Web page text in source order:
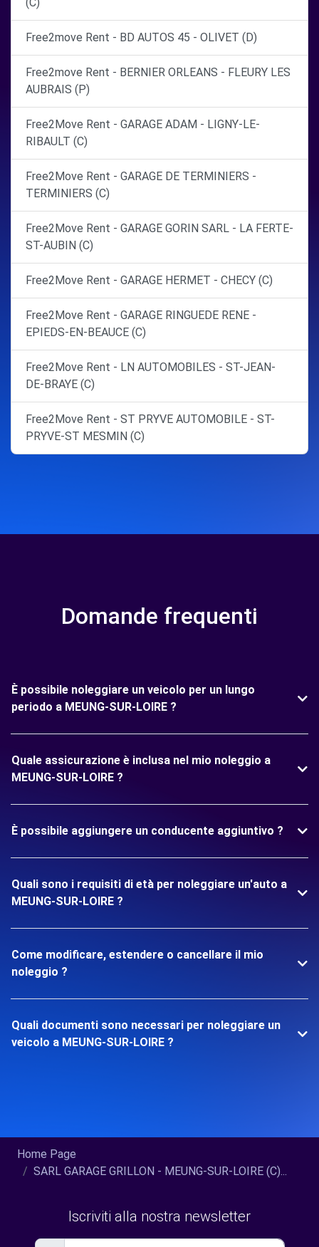
Free2move Rent - BD AUTOS 45 - OLIVET (D)
Free2move Rent - BERNIER ORLEANS - FLEURY LES
AUBRAIS (P)
Free2Move Rent - GARAGE ADAM - LIGNY-LE-
RIBAULT (C)
Free2Move Rent - GARAGE DE TERMINIERS -
TERMINIERS (C)
Free2Move Rent - GARAGE GORIN SARL - LA FERTE-
ST-AUBIN (C)
Free2Move Rent - GARAGE HERMET - CHECY (C)
Free2Move Rent - GARAGE RINGUEDE RENE -
EPIEDS-EN-BEAUCE (C)
Free2Move Rent - LN AUTOMOBILES - ST-JEAN-
DE-BRAYE (C)
Free2Move Rent - ST PRYVE AUTOMOBILE - ST-
PRYVE-ST MESMIN (C)
Domande frequenti
È possibile noleggiare un veicolo per un lungo
periodo a MEUNG-SUR-LOIRE ?
Quale assicurazione è inclusa nel mio noleggio a
MEUNG-SUR-LOIRE ?
È possibile aggiungere un conducente aggiuntivo ?
Quali sono i requisiti di età per noleggiare un'auto a
MEUNG-SUR-LOIRE ?
Come modificare, estendere o cancellare il mio
noleggio ?
Quali documenti sono necessari per noleggiare un
veicolo a MEUNG-SUR-LOIRE ?
Home Page
SARL GARAGE GRILLON - MEUNG-SUR-LOIRE (C)...
Iscriviti alla nostra newsletter